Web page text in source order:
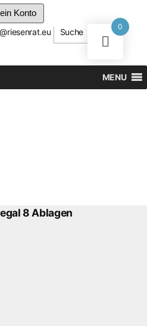
Konto
Suche
MENU
8 Ablagen
0